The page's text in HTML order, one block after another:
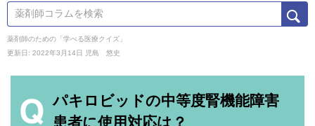
薬剤師のための「学べる医療クイズ」
更新日: 2022年3月14日
児島 悠史
パキロビッドの中等度腎機能障害
患者に使用対応は？